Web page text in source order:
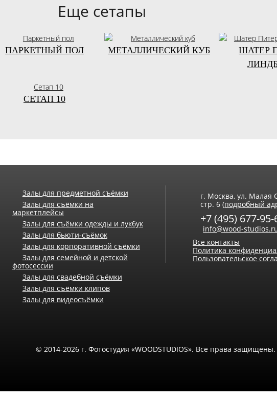
Еще сетапы
ПАРКЕТНЫЙ ПОЛ МЕТАЛЛИЧЕСКИЙ КУБ
ШАТЕР
СЕТАП 10
Залы для предметной съёмки
Залы для съёмки на
маркетплейсы
Залы для съёмки одежды и лукбук
Залы для бьюти-съёмок
Залы для корпоративной съёмки
Залы для семейной и детской
фотосессии
Залы для свадебной съёмки
Залы для съёмки клипов
Залы для видеосъёмки
г. Москва, ул. Малая
стр. 6 (подробный
+7 (495) 677-95-
info@wood-
Все контакты
Политика
Пользовательское
© 2014-2026 г. Фотостудия «WOODSTUDIOS». Все права защищены.